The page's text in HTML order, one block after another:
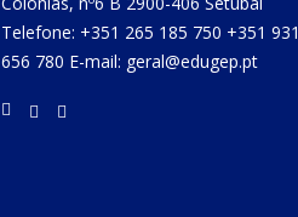
Telefone: +351 265 185 750 +351 931
656 780 E-mail: geral@edugep.pt